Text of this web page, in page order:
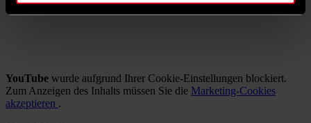
YouTube wurde aufgrund Ihrer Cookie-Einstellungen blockiert.
Zum Anzeigen des Inhalts müssen Sie die Marketing-Cookies
akzeptieren .